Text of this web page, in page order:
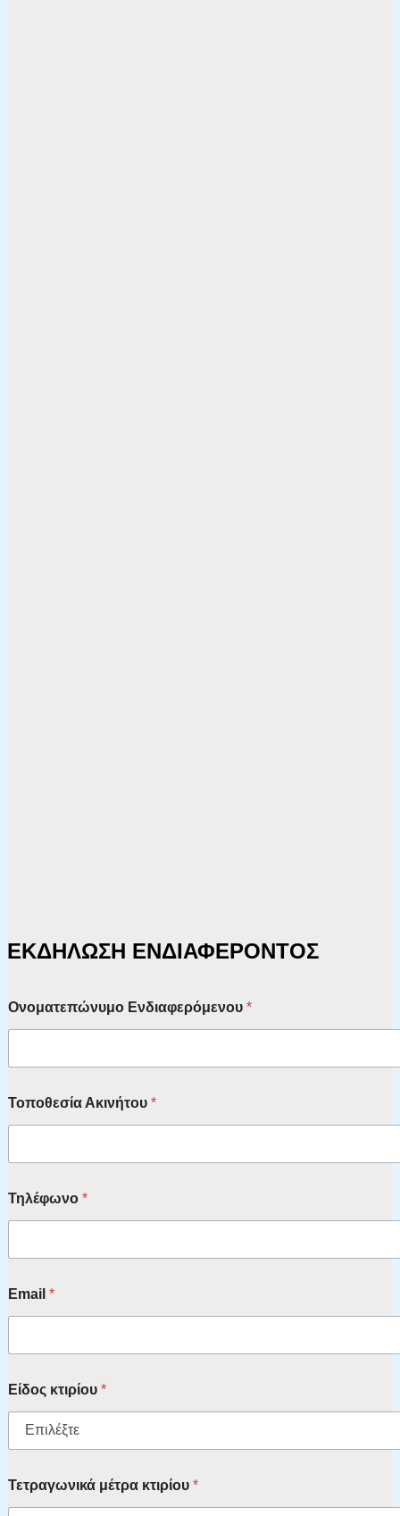
ΕΚΔΗΛΩΣΗ ΕΝΔΙΑΦΕΡΟΝΤΟΣ
Ονοματεπώνυμο Ενδιαφερόμενου *
Τοποθεσία Ακινήτου *
Τηλέφωνο *
Email *
Είδος κτιρίου *
Τετραγωνικά μέτρα κτιρίου *